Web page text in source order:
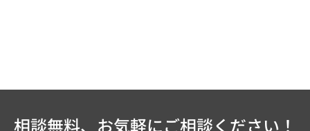
相談無料、お気軽にご相談ください！